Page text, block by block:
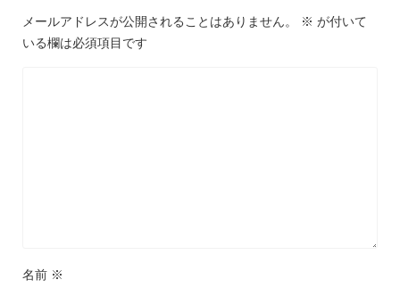
メールアドレスが公開されることはありません。 ※ が付いて
いる欄は必須項目です
名前 ※